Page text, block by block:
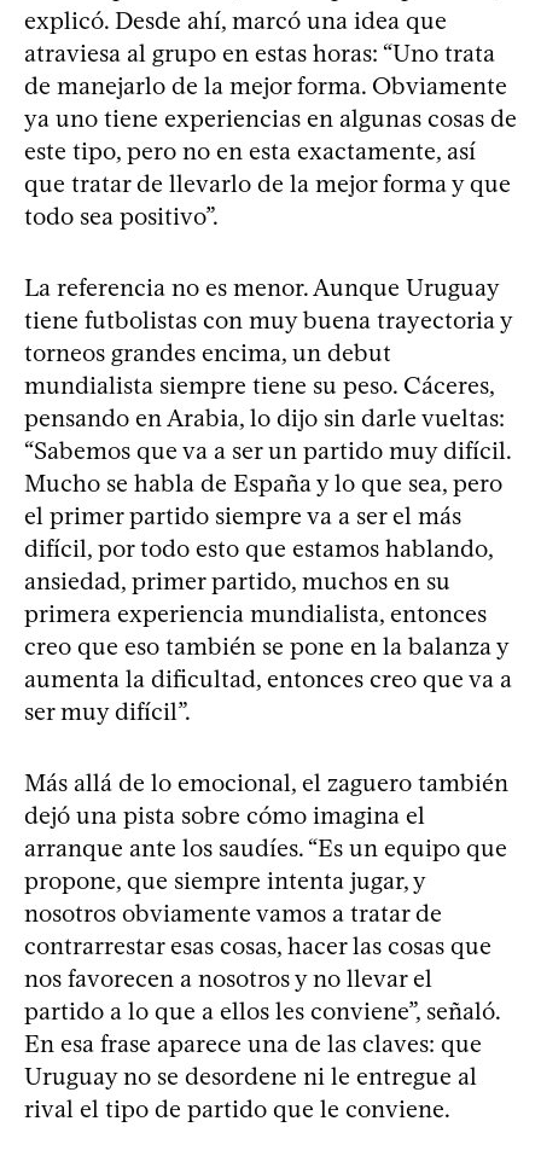
explicó. Desde ahí, marcó una idea que
atraviesa al grupo en estas horas: “Uno trata
de manejarlo de la mejor forma. Obviamente
ya uno tiene experiencias en algunas cosas de
este tipo, pero no en esta exactamente, así
que tratar de llevarlo de la mejor forma y que
todo sea positivo”.
La referencia no es menor. Aunque Uruguay
tiene futbolistas con muy buena trayectoria y
torneos grandes encima, un debut
mundialista siempre tiene su peso. Cáceres,
pensando en Arabia, lo dijo sin darle vueltas:
“Sabemos que va a ser un partido muy difícil.
Mucho se habla de España y lo que sea, pero
el primer partido siempre va a ser el más
difícil, por todo esto que estamos hablando,
ansiedad, primer partido, muchos en su
primera experiencia mundialista, entonces
creo que eso también se pone en la balanza y
aumenta la dificultad, entonces creo que va a
ser muy difícil”.
Más allá de lo emocional, el zaguero también
dejó una pista sobre cómo imagina el
arranque ante los saudíes. “Es un equipo que
propone, que siempre intenta jugar, y
nosotros obviamente vamos a tratar de
contrarrestar esas cosas, hacer las cosas que
nos favorecen a nosotros y no llevar el
partido a lo que a ellos les conviene”, señaló.
En esa frase aparece una de las claves: que
Uruguay no se desordene ni le entregue al
rival el tipo de partido que le conviene.